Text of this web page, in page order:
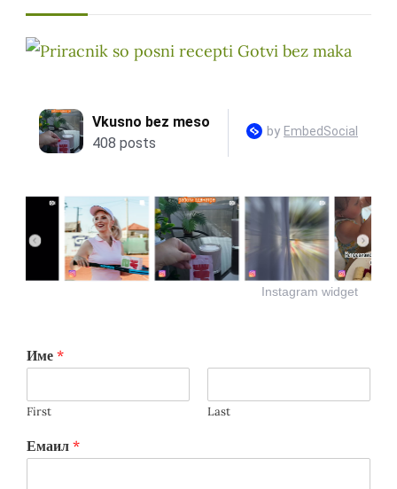
Instagram widget
Име *
First Last
Емаил *